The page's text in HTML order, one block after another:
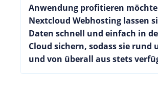
Anwendung profitieren
Nextcloud Webhosting lassen
Daten schnell und einfach in
Cloud sichern, sodass sie rund
und von überall aus stets